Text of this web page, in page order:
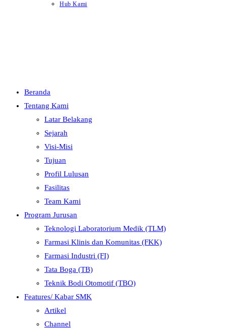
Hub Kami
Beranda
Tentang Kami
Latar Belakang
Sejarah
Visi-Misi
Tujuan
Profil Lulusan
Fasilitas
Team Kami
Program Jurusan
Teknologi Laboratorium Medik (TLM)
Farmasi Klinis dan Komunitas (FKK)
Farmasi Industri (FI)
Tata Boga (TB)
Teknik Bodi Otomotif (TBO)
Features/ Kabar SMK
Artikel
Channel